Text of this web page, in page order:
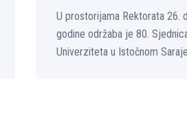
U prostorijama Rektorata 26.
godine održaba je 80.
Univerziteta u Istočnom